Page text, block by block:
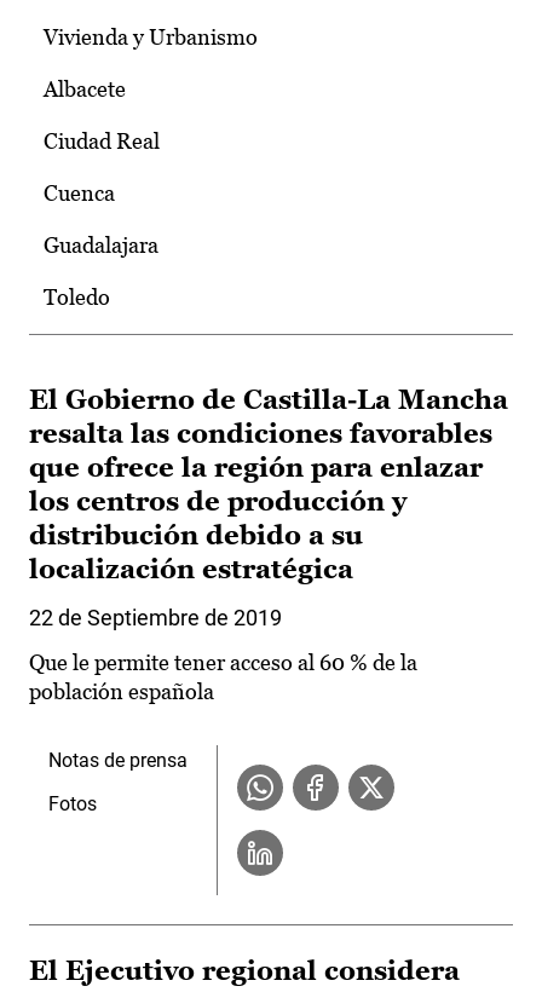
Vivienda y Urbanismo
Albacete
Ciudad Real
Cuenca
Guadalajara
Toledo
El Gobierno de Castilla-La Mancha
resalta las condiciones favorables
que ofrece la región para enlazar
los centros de producción y
distribución debido a su
localización estratégica
22 de Septiembre de 2019
Que le permite tener acceso al 60 % de la
población española
Notas de prensa
Fotos
El Ejecutivo regional considera